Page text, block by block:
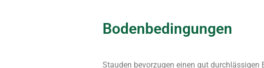
Bodenbedingungen
Stauden bevorzugen einen gut durchlässigen